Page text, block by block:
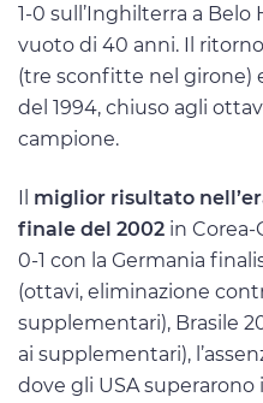
1-0 sull’Inghilterra a
vuoto di 40 anni. Il
(tre sconfitte nel girone)
del 1994, chiuso agli
campione.
Il miglior risultato
finale del 2002 in
0-1 con la Germania
(ottavi, eliminazione
supplementari), Brasile
ai supplementari),
dove gli USA superarono